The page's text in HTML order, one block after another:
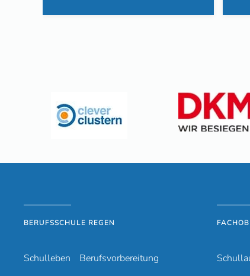
BERUFSSCHULE REGEN
Schulleben
Berufsvorbereitung